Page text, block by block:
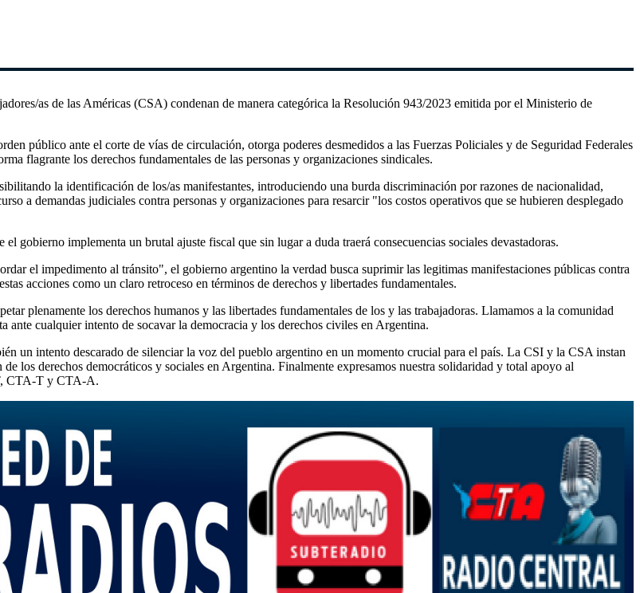
as de las Américas (CSA) condenan de manera categórica la Resolución 943/2023 emitida por el Ministerio de
público ante el corte de vías de circulación, otorga poderes desmedidos a las Fuerzas Policiales y de Seguridad Federales
flagrante los derechos fundamentales de las personas y organizaciones sindicales.
la identificación de los/as manifestantes, introduciendo una burda discriminación por razones de nacionalidad,
a demandas judiciales contra personas y organizaciones para resarcir "los costos operativos que se hubieren desplegado
gobierno implementa un brutal ajuste fiscal que sin lugar a duda traerá consecuencias sociales devastadoras.
el impedimento al tránsito", el gobierno argentino la verdad busca suprimir las legitimas manifestaciones públicas contra
acciones como un claro retroceso en términos de derechos y libertades fundamentales.
plenamente los derechos humanos y las libertades fundamentales de los y las trabajadoras. Llamamos a la comunidad
ante cualquier intento de socavar la democracia y los derechos civiles en Argentina.
un intento descarado de silenciar la voz del pueblo argentino en un momento crucial para el país. La CSI y la CSA instan
los derechos democráticos y sociales en Argentina. Finalmente expresamos nuestra solidaridad y total apoyo al
CTA-T y CTA-A.